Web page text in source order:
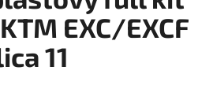
EXC/EXCF
11